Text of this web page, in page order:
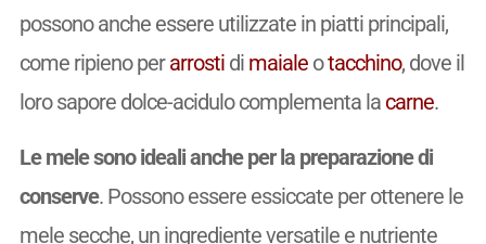
possono anche essere utilizzate in piatti principali,
come ripieno perarrostidi maialeotacchino, dove il
loro sapore dolce-acidulo complementa la carne.
Le mele sono ideali anche per la preparazione di
conserve. Possono essere essiccate per ottenere le
mele secche, un ingrediente versatile e nutriente